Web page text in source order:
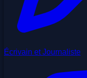
Écrivain et Journaliste